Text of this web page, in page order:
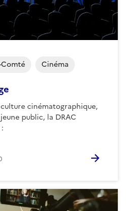
cinématographique,
public, la DRAC
Comté Cinéma